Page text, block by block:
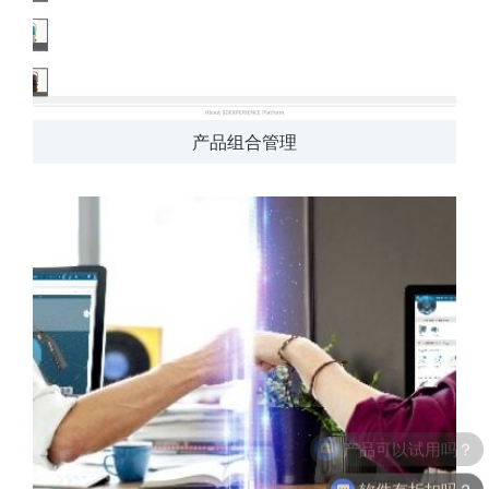
产品组合管理
软件有折扣吗？